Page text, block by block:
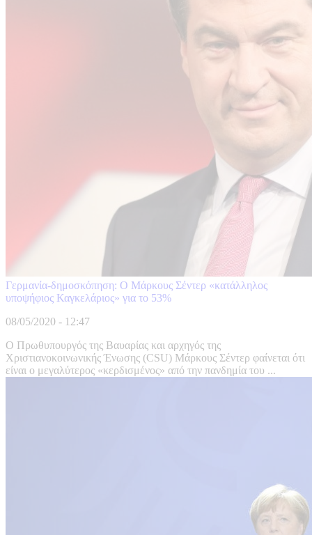
Γερμανία-δημοσκόπηση: Ο Μάρκους Σέντερ «κατάλληλος
υποψήφιος Καγκελάριος» για το 53%
08/05/2020 - 12:47
Ο Πρωθυπουργός της Βαυαρίας και αρχηγός της
Χριστιανοκοινωνικής Ένωσης (CSU) Μάρκους Σέντερ φαίνεται ότι
είναι ο μεγαλύτερος «κερδισμένος» από την πανδημία του ...